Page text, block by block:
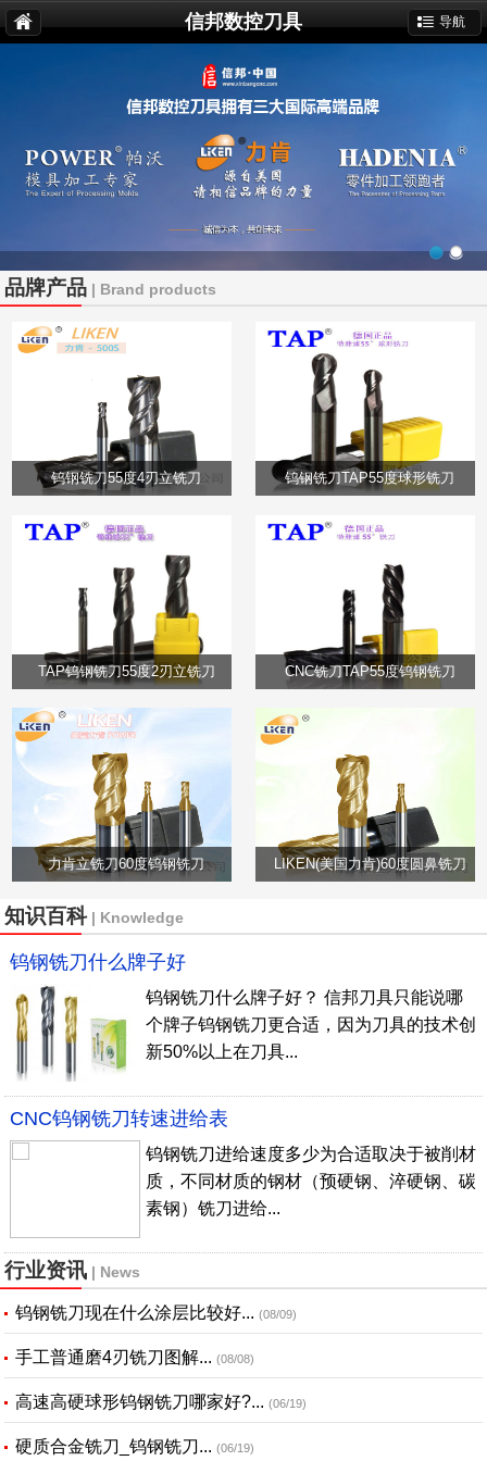
信邦数控刀具 导航
品牌产品 | Brand products
钨钢铣刀55度4刃立铣刀 钨钢铣刀TAP55度球形铣刀
TAP钨钢铣刀55度2刃立铣刀 CNC铣刀TAP55度钨钢铣刀
力肯立铣刀60度钨钢铣刀 LIKEN(美国力肯)60度圆鼻铣刀
知识百科| Knowledge
钨钢铣刀什么牌子好
钨钢铣刀什么牌子好？ 信邦刀具只能说哪
个牌子钨钢铣刀更合适，因为刀具的技术创
新50%以上在刀具...
CNC钨钢铣刀转速进给表
钨钢铣刀进给速度多少为合适取决于被削材
质，不同材质的钢材（预硬钢、淬硬钢、碳
素钢）铣刀进给...
行业资讯 | News
钨钢铣刀现在什么涂层比较好... (08/09)
手工普通磨4刃铣刀图解... (08/08)
高速高硬球形钨钢铣刀哪家好?... (06/19)
硬质合金铣刀_钨钢铣刀... (06/19)